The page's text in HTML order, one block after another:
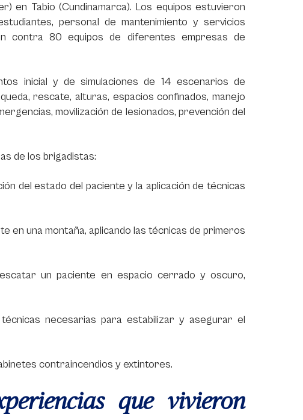
en Tabio (Cundinamarca). Los equipos estuvieron
personal de mantenimiento y servicios
contra 80 equipos de diferentes empresas de
inicial y de simulaciones de 14 escenarios de
rescate, alturas, espacios confinados, manejo
movilización de lesionados, prevención del
de los brigadistas:
del estado del paciente y la aplicación de técnicas
en una montaña, aplicando las técnicas de primeros
un paciente en espacio cerrado y oscuro,
necesarias para estabilizar y asegurar el
contraincendios y extintores.
que vivieron